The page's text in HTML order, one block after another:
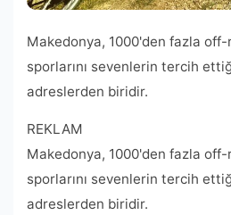
Makedonya, 1000'den fazla
sporlarını sevenlerin tercih
adreslerden biridir.
REKLAM
Makedonya, 1000'den fazla
sporlarını sevenlerin tercih
adreslerden biridir.